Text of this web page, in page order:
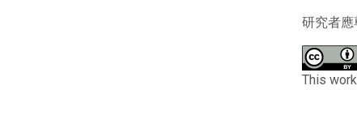
研究者應
This